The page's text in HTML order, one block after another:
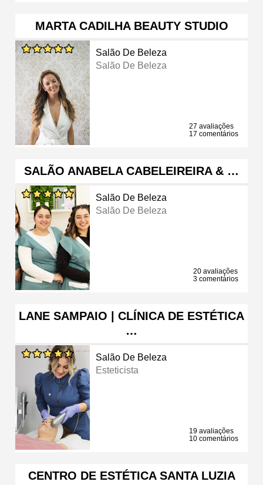
MARTA CADILHA BEAUTY STUDIO
Salão De Beleza
Salão De Beleza
27 avaliações
17 comentários
SALÃO ANABELA CABELEIREIRA & …
Salão De Beleza
Salão De Beleza
20 avaliações
3 comentários
LANE SAMPAIO | CLÍNICA DE ESTÉTICA
…
Salão De Beleza
Esteticista
19 avaliações
10 comentários
CENTRO DE ESTÉTICA SANTA LUZIA